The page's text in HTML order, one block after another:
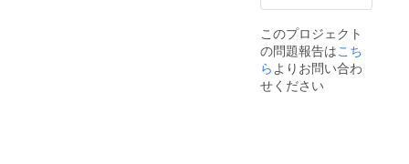
前をご
記入く
ださ
い。 ・
公序良
ご案
内。
SNS掲
載回
数：イ
このプロジェクト
の問題報告はこち
ら よりお問い合わ
せください